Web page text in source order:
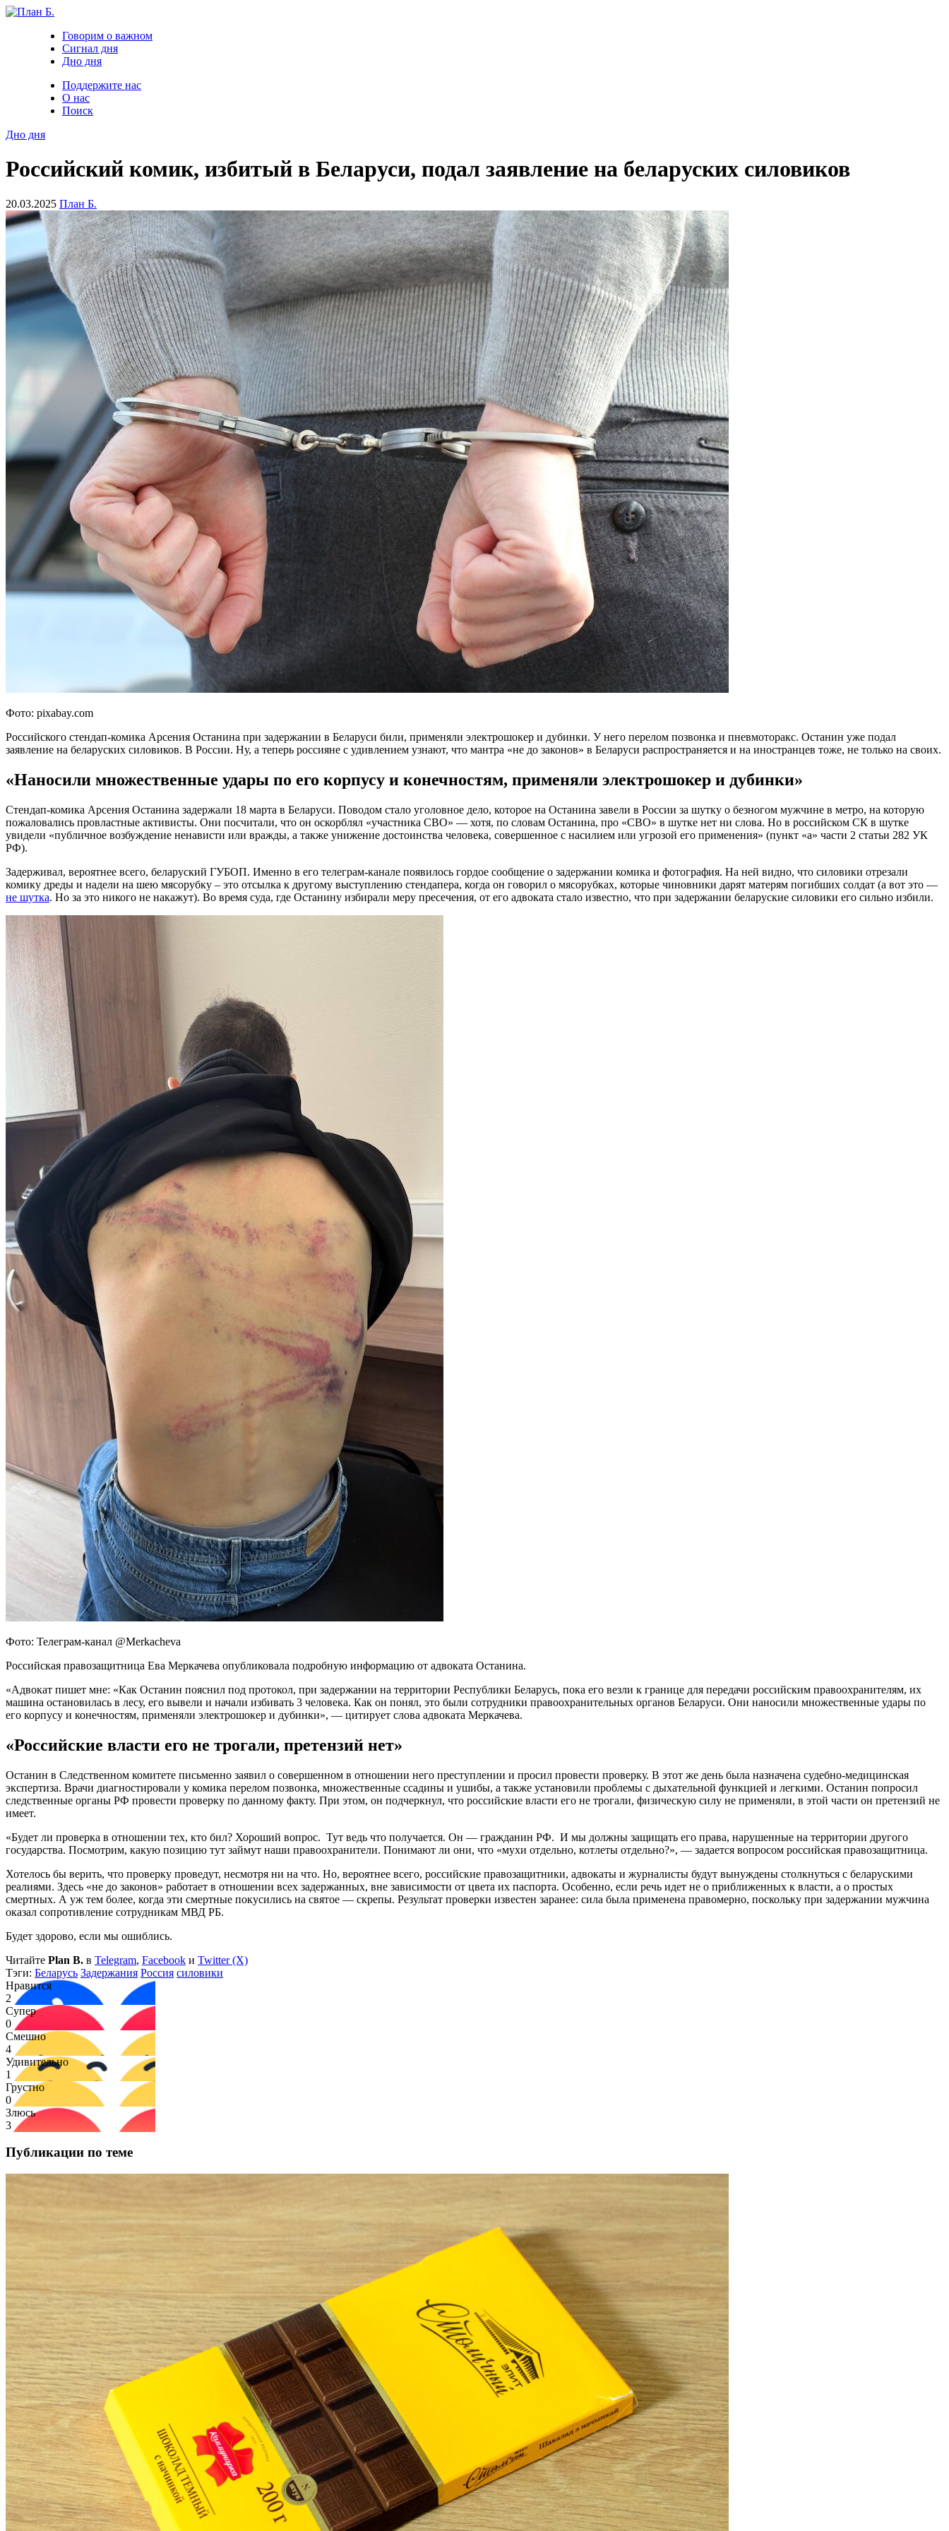
Говорим о важном
Сигнал дня
Дно дня
Поддержите нас
О нас
Поиск
Дно дня
Российский комик, избитый в Беларуси, подал заявление на беларуских силовиков
20.03.2025 План Б.
Фото: pixabay.com
Российского стендап-комика Арсения Останина при задержании в Беларуси били, применяли электрошокер и дубинки. У него перелом позвонка и пневмоторакс. Останин уже подал
заявление на беларуских силовиков. В России. Ну, а теперь россияне с удивлением узнают, что мантра «не до законов» в Беларуси распространяется и на иностранцев тоже, не только на своих.
«Наносили множественные удары по его корпусу и конечностям, применяли электрошокер и дубинки»
Стендап-комика Арсения Останина задержали 18 марта в Беларуси. Поводом стало уголовное дело, которое на Останина завели в России за шутку о безногом мужчине в метро, на которую
пожаловались провластные активисты. Они посчитали, что он оскорблял «участника СВО» — хотя, по словам Останина, про «СВО» в шутке нет ни слова. Но в российском СК в шутке
увидели «публичное возбуждение ненависти или вражды, а также унижение достоинства человека, совершенное с насилием или угрозой его применения» (пункт «а» части 2 статьи 282 УК
РФ).
Задерживал, вероятнее всего, беларуский ГУБОП. Именно в его телеграм-канале появилось гордое сообщение о задержании комика и фотография. На ней видно, что силовики отрезали
комику дреды и надели на шею мясорубку – это отсылка к другому выступлению стендапера, когда он говорил о мясорубках, которые чиновники дарят матерям погибших солдат (а вот это —
не шутка. Но за это никого не накажут). Во время суда, где Останину избирали меру пресечения, от его адвоката стало известно, что при задержании беларуские силовики его сильно избили.
Фото: Телеграм-канал @Merkacheva
Российская правозащитница Ева Меркачева опубликовала подробную информацию от адвоката Останина.
«Адвокат пишет мне: «Как Останин пояснил под протокол, при задержании на территории Республики Беларусь, пока его везли к границе для передачи российским правоохранителям, их
машина остановилась в лесу, его вывели и начали избивать 3 человека. Как он понял, это были сотрудники правоохранительных органов Беларуси. Они наносили множественные удары по
его корпусу и конечностям, применяли электрошокер и дубинки», — цитирует слова адвоката Меркачева.
«Российские власти его не трогали, претензий нет»
Останин в Следственном комитете письменно заявил о совершенном в отношении него преступлении и просил провести проверку. В этот же день была назначена судебно-медицинская
экспертиза. Врачи диагностировали у комика перелом позвонка, множественные ссадины и ушибы, а также установили проблемы с дыхательной функцией и легкими. Останин попросил
следственные органы РФ провести проверку по данному факту. При этом, он подчеркнул, что российские власти его не трогали, физическую силу не применяли, в этой части он претензий не
имеет.
«Будет ли проверка в отношении тех, кто бил? Хороший вопрос. Тут ведь что получается. Он — гражданин РФ. И мы должны защищать его права, нарушенные на территории другого
государства. Посмотрим, какую позицию тут займут наши правоохранители. Понимают ли они, что «мухи отдельно, котлеты отдельно?», — задается вопросом российская правозащитница.
Хотелось бы верить, что проверку проведут, несмотря ни на что. Но, вероятнее всего, российские правозащитники, адвокаты и журналисты будут вынуждены столкнуться с беларускими
реалиями. Здесь «не до законов» работает в отношении всех задержанных, вне зависимости от цвета их паспорта. Особенно, если речь идет не о приближенных к власти, а о простых
смертных. А уж тем более, когда эти смертные покусились на святое — скрепы. Результат проверки известен заранее: сила была применена правомерно, поскольку при задержании мужчина
оказал сопротивление сотрудникам МВД РБ.
Будет здорово, если мы ошиблись.
Читайте Plan B. в Telegram, Facebook и Twitter (X)
Тэги: Беларусь Задержания Россия силовики
Нравится
2
Супер
0
Смешно
4
Удивительно
1
Грустно
0
Злюсь
3
Публикации по теме